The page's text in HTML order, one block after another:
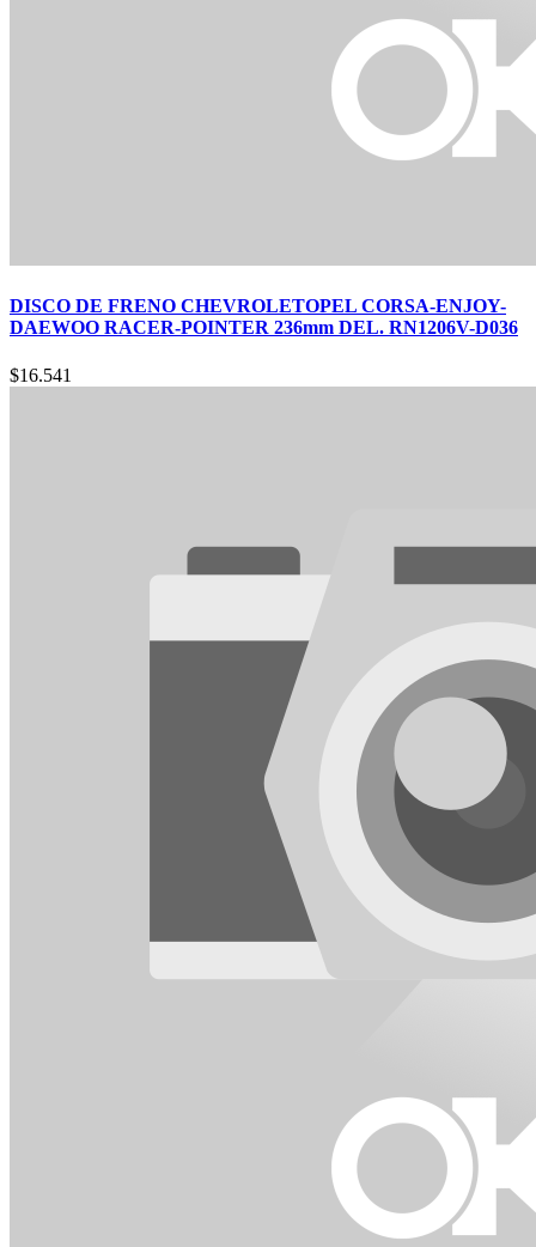
DISCO DE FRENO CHEVROLETOPEL CORSA-ENJOY-
DAEWOO RACER-POINTER 236mm DEL. RN1206V-D036
$16.541